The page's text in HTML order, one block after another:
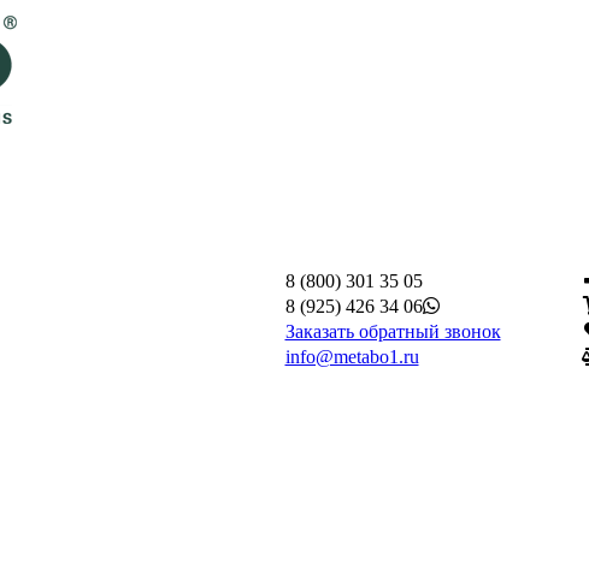
8 (800) 301 35 05
8 (925) 426 34 06
Заказать обратный звонок
info@metabo1.ru